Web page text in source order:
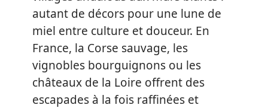
autant de décors pour une lune de
miel entre culture et douceur. En
France, la Corse sauvage, les
vignobles bourguignons ou les
châteaux de la Loire offrent des
escapades à la fois raffinées et